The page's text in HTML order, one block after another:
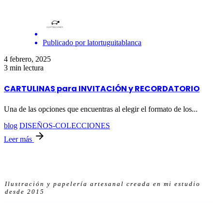
Publicado por latortuguitablanca
4 febrero, 2025
3 min lectura
CARTULINAS para INVITACIÓN y RECORDATORIO
Una de las opciones que encuentras al elegir el formato de los...
blog DISEÑOS-COLECCIONES
Leer más
Ilustración y papelería artesanal creada en mi estudio
desde 2015